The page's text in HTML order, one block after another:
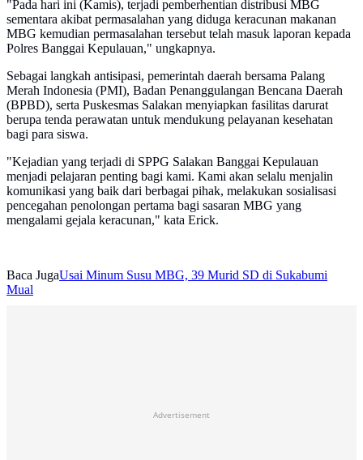
"Pada hari ini (Kamis), terjadi pemberhentian distribusi MBG
sementara akibat permasalahan yang diduga keracunan makanan
MBG kemudian permasalahan tersebut telah masuk laporan kepada
Polres Banggai Kepulauan," ungkapnya.
Sebagai langkah antisipasi, pemerintah daerah bersama Palang
Merah Indonesia (PMI), Badan Penanggulangan Bencana Daerah
(BPBD), serta Puskesmas Salakan menyiapkan fasilitas darurat
berupa tenda perawatan untuk mendukung pelayanan kesehatan
bagi para siswa.
"Kejadian yang terjadi di SPPG Salakan Banggai Kepulauan
menjadi pelajaran penting bagi kami. Kami akan selalu menjalin
komunikasi yang baik dari berbagai pihak, melakukan sosialisasi
pencegahan penolongan pertama bagi sasaran MBG yang
mengalami gejala keracunan," kata Erick.
Baca JugaUsai Minum Susu MBG, 39 Murid SD di Sukabumi
Mual
Advertisement